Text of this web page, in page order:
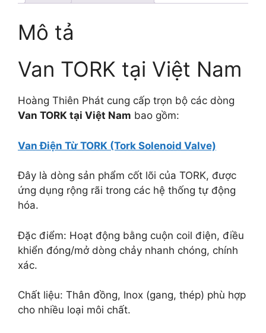
Mô tả
Van TORK tại Việt Nam
Hoàng Thiên Phát cung cấp trọn bộ các dòng
Van TORK tại Việt Nam bao gồm:
Van Điện Từ TORK (Tork Solenoid Valve)
Đây là dòng sản phẩm cốt lõi của TORK, được
ứng dụng rộng rãi trong các hệ thống tự động
hóa.
Đặc điểm: Hoạt động bằng cuộn coil điện, điều
khiển đóng/mở dòng chảy nhanh chóng, chính
xác.
Chất liệu: Thân đồng, Inox (gang, thép) phù hợp
cho nhiều loại môi chất.